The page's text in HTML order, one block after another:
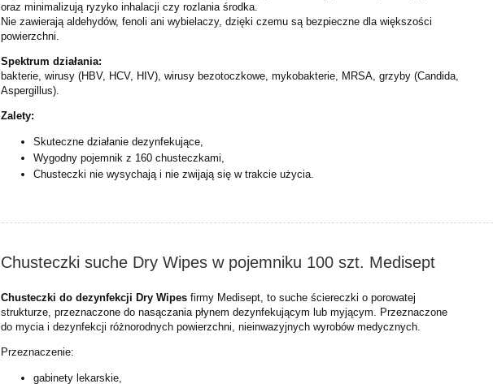
oraz minimalizują ryzyko inhalacji czy rozlania środka.
Nie zawierają aldehydów, fenoli ani wybielaczy, dzięki czemu są bezpieczne dla większości
powierzchni.
Spektrum działania:
bakterie, wirusy (HBV, HCV, HIV), wirusy bezotoczkowe, mykobakterie, MRSA, grzyby (Candida,
Aspergillus).
Zalety:
Skuteczne działanie dezynfekujące,
Wygodny pojemnik z 160 chusteczkami,
Chusteczki nie wysychają i nie zwijają się w trakcie użycia.
Chusteczki suche Dry Wipes w pojemniku 100 szt. Medisept
Chusteczki do dezynfekcji Dry Wipes firmy Medisept, to suche ściereczki o porowatej
strukturze, przeznaczone do nasączania płynem dezynfekującym lub myjącym. Przeznaczone
do mycia i dezynfekcji różnorodnych powierzchni, nieinwazyjnych wyrobów medycznych.
Przeznaczenie:
gabinety lekarskie,